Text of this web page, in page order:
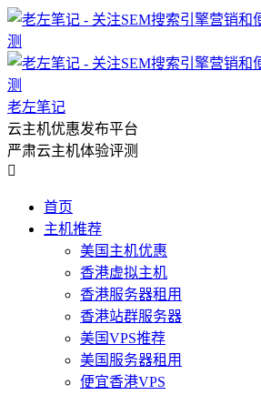
老左笔记
云主机优惠发布平台
严肃云主机体验评测

首页
主机推荐
美国主机优惠
香港虚拟主机
香港服务器租用
香港站群服务器
美国VPS推荐
美国服务器租用
便宜香港VPS